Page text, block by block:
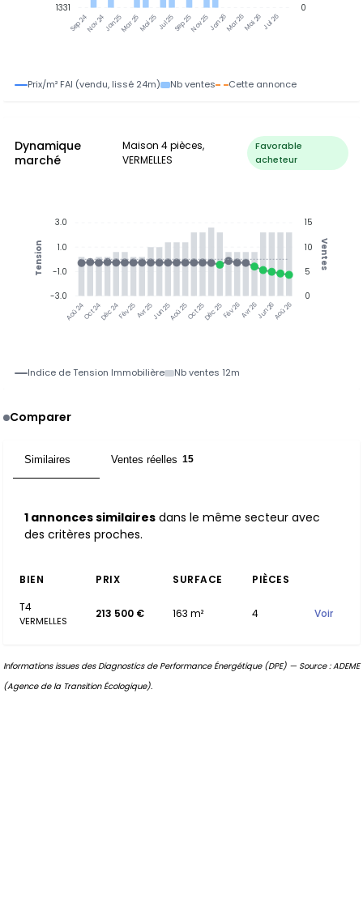
Sep 24Nov 24Jan 25Mar 25Mai 25Jul 25Sep 25Nov 25Jan 26Mar 26Mai 26Jul 26
0
1331
Prix/m² FAI (vendu, lissé 24m) Nb ventes Cette annonce
Dynamique
marché
Maison 4 pièces,
VERMELLES
Favorable
acheteur
Aoû 24Oct 24Déc 24Fév 25Avr 25Jun 25Aoû 25Oct 25Déc 25Fév 26Avr 26Jun 26Aoû 26
15
10
5
0
Ventes
3.0
1.0
-1.0
-3.0
Tension
Indice de Tension Immobilière Nb ventes 12m
Comparer
Similaires Ventes réelles 15
1 annonces similaires dans le même secteur avec
des critères proches.
BIEN PRIX SURFACE
PIÈCES
T4
VERMELLES
213 500 € 163 m² 4 Voir
Informations issues des Diagnostics de Performance Énergétique (DPE) — Source : ADEME
(Agence de la Transition Écologique).